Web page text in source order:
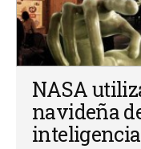
NASA
navideña